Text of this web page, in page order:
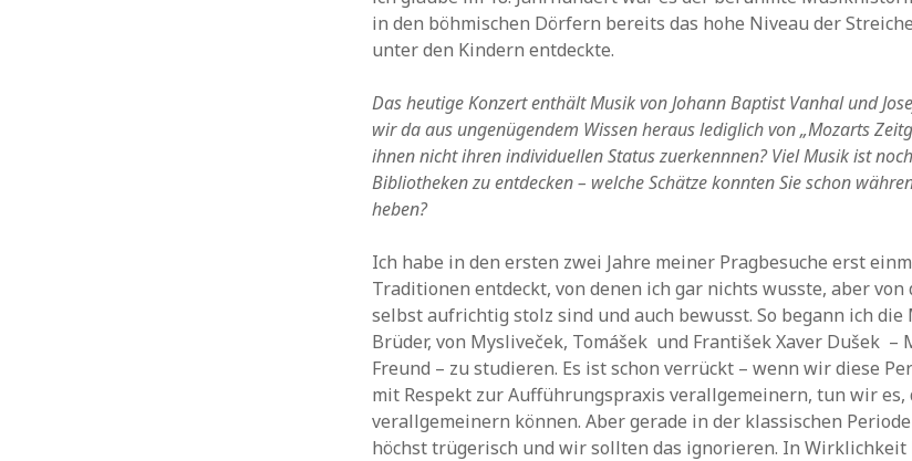
in den böhmischen Dörfern bereits das hohe Niveau der
unter den Kindern entdeckte.
Das heutige Konzert enthält Musik von Johann Baptist Vanhal und
wir da aus ungenügendem Wissen heraus lediglich von „Mozarts
ihnen nicht ihren individuellen Status zuerkennnen? Viel Musik ist
Bibliotheken zu entdecken – welche Schätze konnten Sie schon
heben?
Ich habe in den ersten zwei Jahre meiner Pragbesuche erst
Traditionen entdeckt, von denen ich gar nichts wusste, aber von
selbst aufrichtig stolz sind und auch bewusst. So begann ich die
Brüder, von Mysliveček, Tomášek und František Xaver Dušek –
Freund – zu studieren. Es ist schon verrückt – wenn wir diese
mit Respekt zur Aufführungspraxis verallgemeinern, tun wir
verallgemeinern können. Aber gerade in der klassischen
höchst trügerisch und wir sollten das ignorieren. In Wirklichkeit